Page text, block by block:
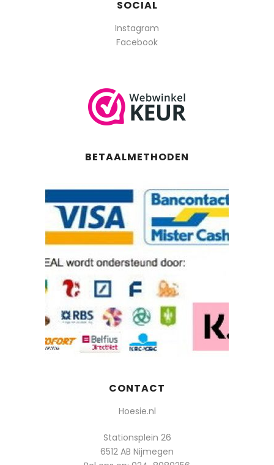
SOCIAL
Instagram
Facebook
BETAALMETHODEN
CONTACT
Hoesie.nl
Stationsplein 26
6512 AB Nijmegen